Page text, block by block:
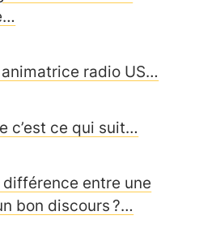
radio US…
c’est ce qui suit…
entre une
bon discours ?…